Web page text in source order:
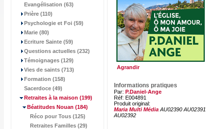
Evangélisation (63)
Prière (110)
Psychologie et Foi (59)
Marie (80)
Ecriture Sainte (59)
Questions actuelles (232)
Témoignages (129)
Vies de saints (713)
Formation (158)
Sacerdoce (49)
Retraites à la maison (199)
Béatitudes Nouan (184)
Réco pour Tous (125)
Retraites Familles (29)
Agrandir
Informations pratiques
Par: P.Daniel-Ange
Réf: E004891
Produit original:
Maria Multi Média AU02390 AU02391
AU02392